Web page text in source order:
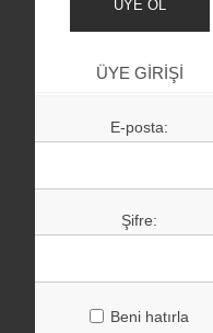
ÜYE GIRIŞI
E-posta:
Şifre:
Beni hatırla